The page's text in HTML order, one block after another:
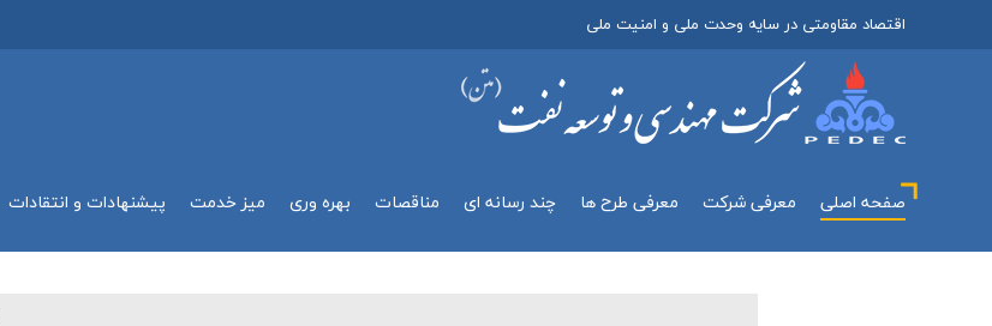
اقتصاد مقاومتی در سایه وحدت ملی و امنیت ملی
صفحه اصلی معرفي شركت معرفی طرح ها چند رسانه اي مناقصات بهره وري میز خدمت پیشنهادات و انتقادات